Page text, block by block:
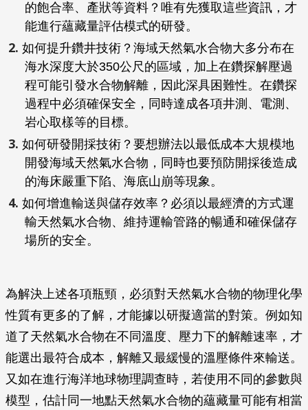
的飽合率、產狀等資料？唯有先獲取這些資訊，才
能進行蘊藏量評估模式的研發。
如何提升鑽井技術？海域天然氣水合物大多分布在
海水深度大於350公尺的區域，加上在鑽探解壓過
程可能引發水合物解離，因此深具困難性。在鑽探
過程中必須確保安全，同時達成各項井測、電測、
岩心取樣等的目標。
如何研發開採技術？要想辦法以最低成本大規模地
開發海域天然氣水合物，同時也要預防開採後造成
的海床嚴重下陷、海底山崩等現象。
如何增進輸送與儲存效率？必須以最經濟的方式運
輸天然氣水合物、維持運輸管路的暢通和確保儲存
場所的安全。
為解決上述各項瓶頸，必須對天然氣水合物的物理化學
性質有更多的了解，才能據以研擬適當的對策。例如知
道了天然氣水合物在不同溫度、壓力下的解離速率，才
能選出最符合成本，解離又最緩慢的溫壓條件來輸送。
又如在進行海洋地球物理調查時，若使用不同的參數與
模型，估計同一地點天然氣水合物的蘊藏量可能有相當